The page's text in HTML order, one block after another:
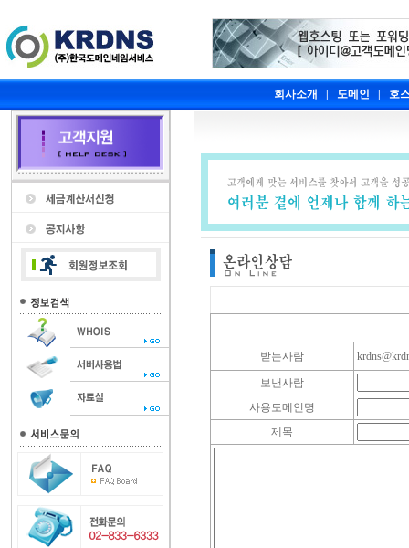
회사소개 도메인 호
받는사람
보낸사람
사용도메인명
제목